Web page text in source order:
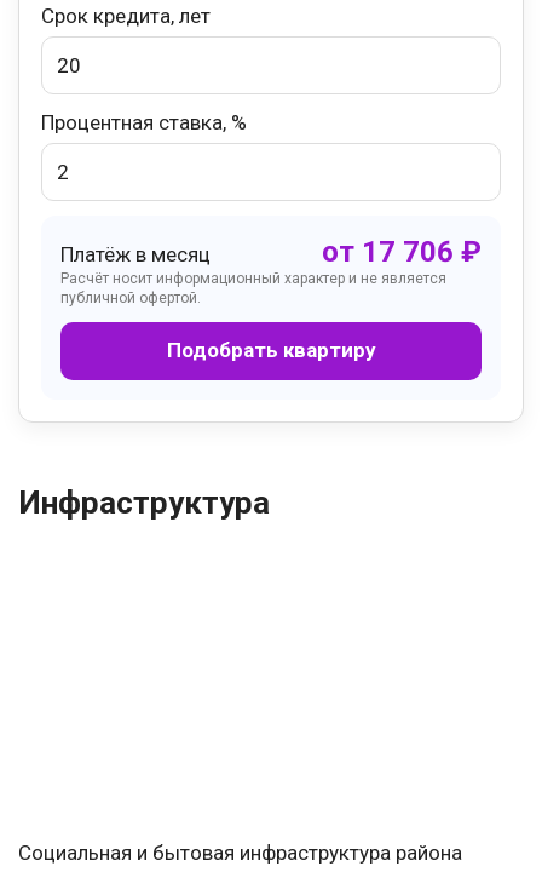
Срок кредита, лет
Процентная ставка, %
Платёж в месяц от 17 706 ₽
Расчёт носит информационный характер и не является
публичной офертой.
Подобрать квартиру
Инфраструктура
Социальная и бытовая инфраструктура района